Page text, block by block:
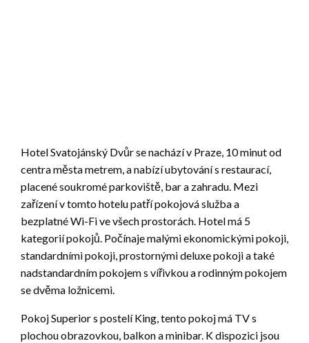
Hotel Svatojánský Dvůr se nachází v Praze, 10 minut od
centra města metrem, a nabízí ubytování s restaurací,
placené soukromé parkoviště, bar a zahradu. Mezi
zařízení v tomto hotelu patří pokojová služba a
bezplatné Wi-Fi ve všech prostorách. Hotel má 5
kategorií pokojů. Počínaje malými ekonomickými pokoji,
standardními pokoji, prostornými deluxe pokoji a také
nadstandardním pokojem s vířivkou a rodinným pokojem
se dvěma ložnicemi.
Pokoj Superior s postelí King, tento pokoj má TV s
plochou obrazovkou, balkon a minibar. K dispozici jsou